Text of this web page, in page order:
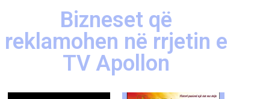
Bizneset që
reklamohen në rrjetin e
TV Apollon